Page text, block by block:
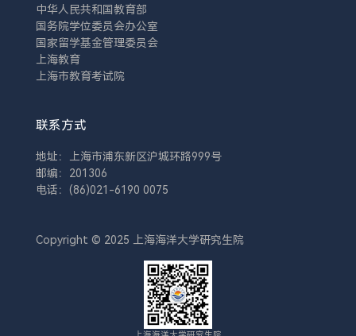
中华人民共和国教育部
国务院学位委员会办公室
国家留学基金管理委员会
上海教育
上海市教育考试院
联系方式
地址：上海市浦东新区沪城环路999号
邮编：201306
电话：(86)021-6190 0075
Copyright © 2025 上海海洋大学研究生院